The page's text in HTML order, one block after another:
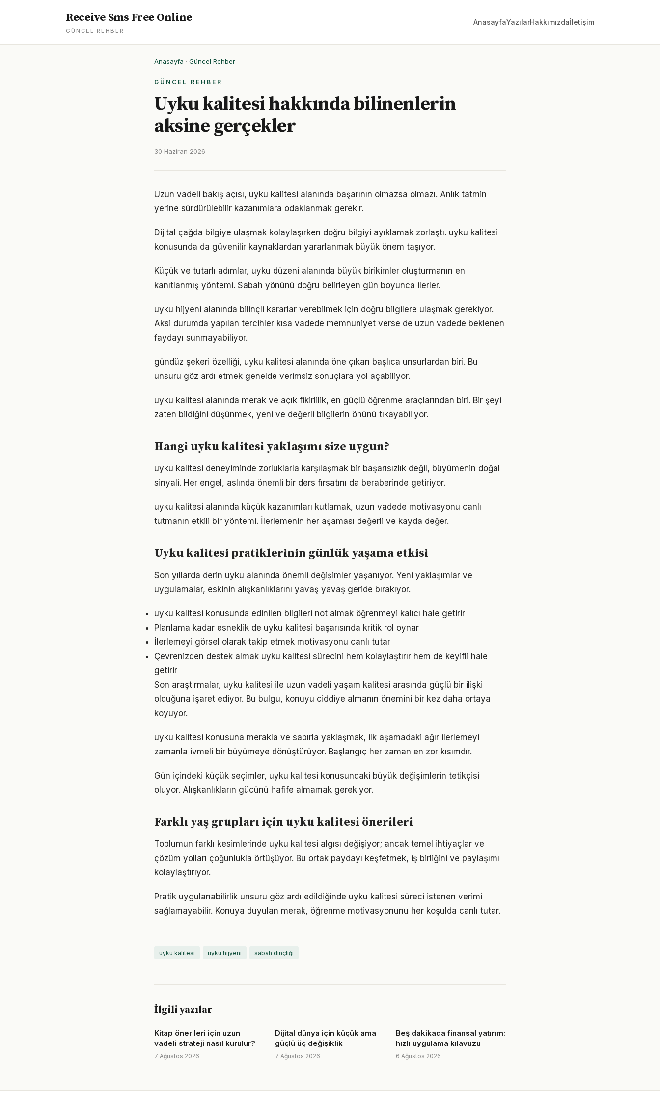
Receive Sms Free Online
GÜNCEL REHBER
AnasayfaYazılarHakkımızdaİletişim
Anasayfa · Güncel Rehber
GÜNCEL REHBER
Uyku kalitesi hakkında bilinenlerin
aksine gerçekler
30 Haziran 2026
Uzun vadeli bakış açısı, uyku kalitesi alanında başarının olmazsa olmazı. Anlık tatmin
yerine sürdürülebilir kazanımlara odaklanmak gerekir.
Dijital çağda bilgiye ulaşmak kolaylaşırken doğru bilgiyi ayıklamak zorlaştı. uyku kalitesi
konusunda da güvenilir kaynaklardan yararlanmak büyük önem taşıyor.
Küçük ve tutarlı adımlar, uyku düzeni alanında büyük birikimler oluşturmanın en
kanıtlanmış yöntemi. Sabah yönünü doğru belirleyen gün boyunca ilerler.
uyku hijyeni alanında bilinçli kararlar verebilmek için doğru bilgilere ulaşmak gerekiyor.
Aksi durumda yapılan tercihler kısa vadede memnuniyet verse de uzun vadede beklenen
faydayı sunmayabiliyor.
gündüz şekeri özelliği, uyku kalitesi alanında öne çıkan başlıca unsurlardan biri. Bu
unsuru göz ardı etmek genelde verimsiz sonuçlara yol açabiliyor.
uyku kalitesi alanında merak ve açık fikirlilik, en güçlü öğrenme araçlarından biri. Bir şeyi
zaten bildiğini düşünmek, yeni ve değerli bilgilerin önünü tıkayabiliyor.
Hangi uyku kalitesi yaklaşımı size uygun?
uyku kalitesi deneyiminde zorluklarla karşılaşmak bir başarısızlık değil, büyümenin doğal
sinyali. Her engel, aslında önemli bir ders fırsatını da beraberinde getiriyor.
uyku kalitesi alanında küçük kazanımları kutlamak, uzun vadede motivasyonu canlı
tutmanın etkili bir yöntemi. İlerlemenin her aşaması değerli ve kayda değer.
Uyku kalitesi pratiklerinin günlük yaşama etkisi
Son yıllarda derin uyku alanında önemli değişimler yaşanıyor. Yeni yaklaşımlar ve
uygulamalar, eskinin alışkanlıklarını yavaş yavaş geride bırakıyor.
uyku kalitesi konusunda edinilen bilgileri not almak öğrenmeyi kalıcı hale getirir
Planlama kadar esneklik de uyku kalitesi başarısında kritik rol oynar
İlerlemeyi görsel olarak takip etmek motivasyonu canlı tutar
Çevrenizden destek almak uyku kalitesi sürecini hem kolaylaştırır hem de keyifli hale
getirir
Son araştırmalar, uyku kalitesi ile uzun vadeli yaşam kalitesi arasında güçlü bir ilişki
olduğuna işaret ediyor. Bu bulgu, konuyu ciddiye almanın önemini bir kez daha ortaya
koyuyor.
uyku kalitesi konusuna merakla ve sabırla yaklaşmak, ilk aşamadaki ağır ilerlemeyi
zamanla ivmeli bir büyümeye dönüştürüyor. Başlangıç her zaman en zor kısımdır.
Gün içindeki küçük seçimler, uyku kalitesi konusundaki büyük değişimlerin tetikçisi
oluyor. Alışkanlıkların gücünü hafife almamak gerekiyor.
Farklı yaş grupları için uyku kalitesi önerileri
Toplumun farklı kesimlerinde uyku kalitesi algısı değişiyor; ancak temel ihtiyaçlar ve
çözüm yolları çoğunlukla örtüşüyor. Bu ortak paydayı keşfetmek, iş birliğini ve paylaşımı
kolaylaştırıyor.
Pratik uygulanabilirlik unsuru göz ardı edildiğinde uyku kalitesi süreci istenen verimi
sağlamayabilir. Konuya duyulan merak, öğrenme motivasyonunu her koşulda canlı tutar.
uyku kalitesi uyku hijyeni sabah dinçliği
İlgili yazılar
Kitap önerileri için uzun
vadeli strateji nasıl kurulur?
7 Ağustos 2026
Dijital dünya için küçük ama
güçlü üç değişiklik
7 Ağustos 2026
Beş dakikada finansal yatırım:
hızlı uygulama kılavuzu
6 Ağustos 2026